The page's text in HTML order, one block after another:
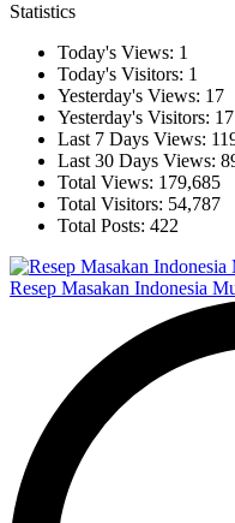
Statistics
Today's Views: 1
Today's Visitors: 1
Yesterday's Views: 17
Yesterday's Visitors: 17
Last 7 Days Views:
Last 30 Days Views:
Total Views: 179,685
Total Visitors: 54,787
Total Posts: 422
Resep Masakan Indonesia